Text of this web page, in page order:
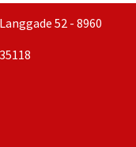
52 - 8960